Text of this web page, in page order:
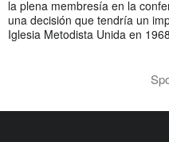
la plena membresía en la
una decisión que tendría un
Iglesia Metodista Unida en